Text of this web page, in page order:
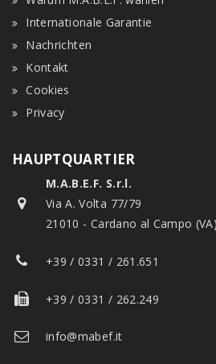
Internationale Garantie
Nachrichten
Kontakt
Cookies
Privacy
HAUPTQUARTIER
M.A.B.E.F. S.r.l.
Via A. Volta 77/79
21010 - Cardano al Campo
+39 / 0331 / 261.651
+39 / 0331 / 262.249
info@mabef.it